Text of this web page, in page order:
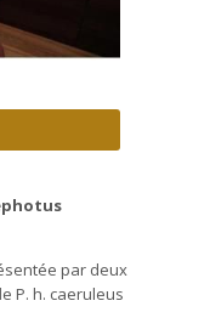
par deux
P. h. caeruleus